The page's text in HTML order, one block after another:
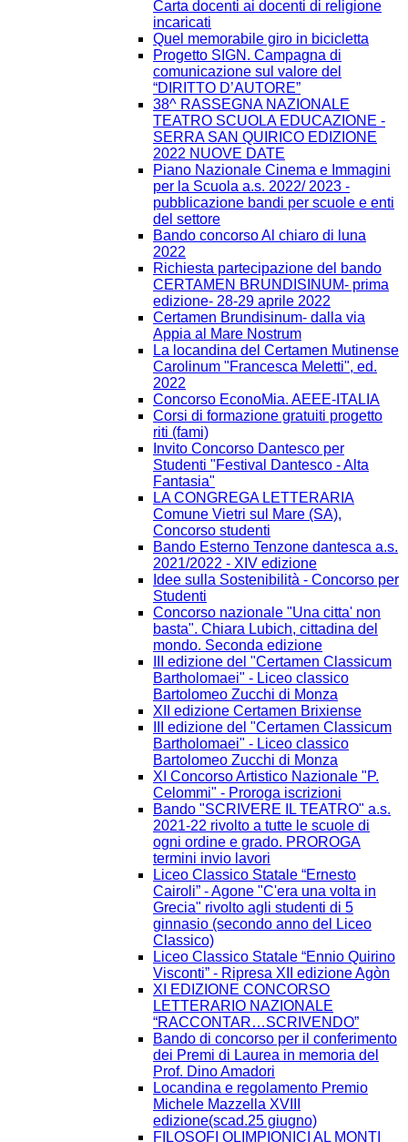
Carta docenti ai docenti di religione
incaricati
Quel memorabile giro in bicicletta
Progetto SIGN. Campagna di
comunicazione sul valore del
“DIRITTO D’AUTORE”
38^ RASSEGNA NAZIONALE
TEATRO SCUOLA EDUCAZIONE -
SERRA SAN QUIRICO EDIZIONE
2022 NUOVE DATE
Piano Nazionale Cinema e Immagini
per la Scuola a.s. 2022/ 2023 -
pubblicazione bandi per scuole e enti
del settore
Bando concorso Al chiaro di luna
2022
Richiesta partecipazione del bando
CERTAMEN BRUNDISINUM- prima
edizione- 28-29 aprile 2022
Certamen Brundisinum- dalla via
Appia al Mare Nostrum
La locandina del Certamen Mutinense
Carolinum "Francesca Meletti", ed.
2022
Concorso EconoMia. AEEE-ITALIA
Corsi di formazione gratuiti progetto
riti (fami)
Invito Concorso Dantesco per
Studenti "Festival Dantesco - Alta
Fantasia"
LA CONGREGA LETTERARIA
Comune Vietri sul Mare (SA),
Concorso studenti
Bando Esterno Tenzone dantesca a.s.
2021/2022 - XIV edizione
Idee sulla Sostenibilità - Concorso per
Studenti
Concorso nazionale "Una citta' non
basta". Chiara Lubich, cittadina del
mondo. Seconda edizione
III edizione del "Certamen Classicum
Bartholomaei" - Liceo classico
Bartolomeo Zucchi di Monza
XII edizione Certamen Brixiense
III edizione del "Certamen Classicum
Bartholomaei" - Liceo classico
Bartolomeo Zucchi di Monza
XI Concorso Artistico Nazionale "P.
Celommi" - Proroga iscrizioni
Bando "SCRIVERE IL TEATRO" a.s.
2021-22 rivolto a tutte le scuole di
ogni ordine e grado. PROROGA
termini invio lavori
Liceo Classico Statale “Ernesto
Cairoli” - Agone "C'era una volta in
Grecia" rivolto agli studenti di 5
ginnasio (secondo anno del Liceo
Classico)
Liceo Classico Statale “Ennio Quirino
Visconti” - Ripresa XII edizione Agòn
XI EDIZIONE CONCORSO
LETTERARIO NAZIONALE
“RACCONTAR…SCRIVENDO”
Bando di concorso per il conferimento
dei Premi di Laurea in memoria del
Prof. Dino Amadori
Locandina e regolamento Premio
Michele Mazzella XVIII
edizione(scad.25 giugno)
FILOSOFI OLIMPIONICI AL MONTI